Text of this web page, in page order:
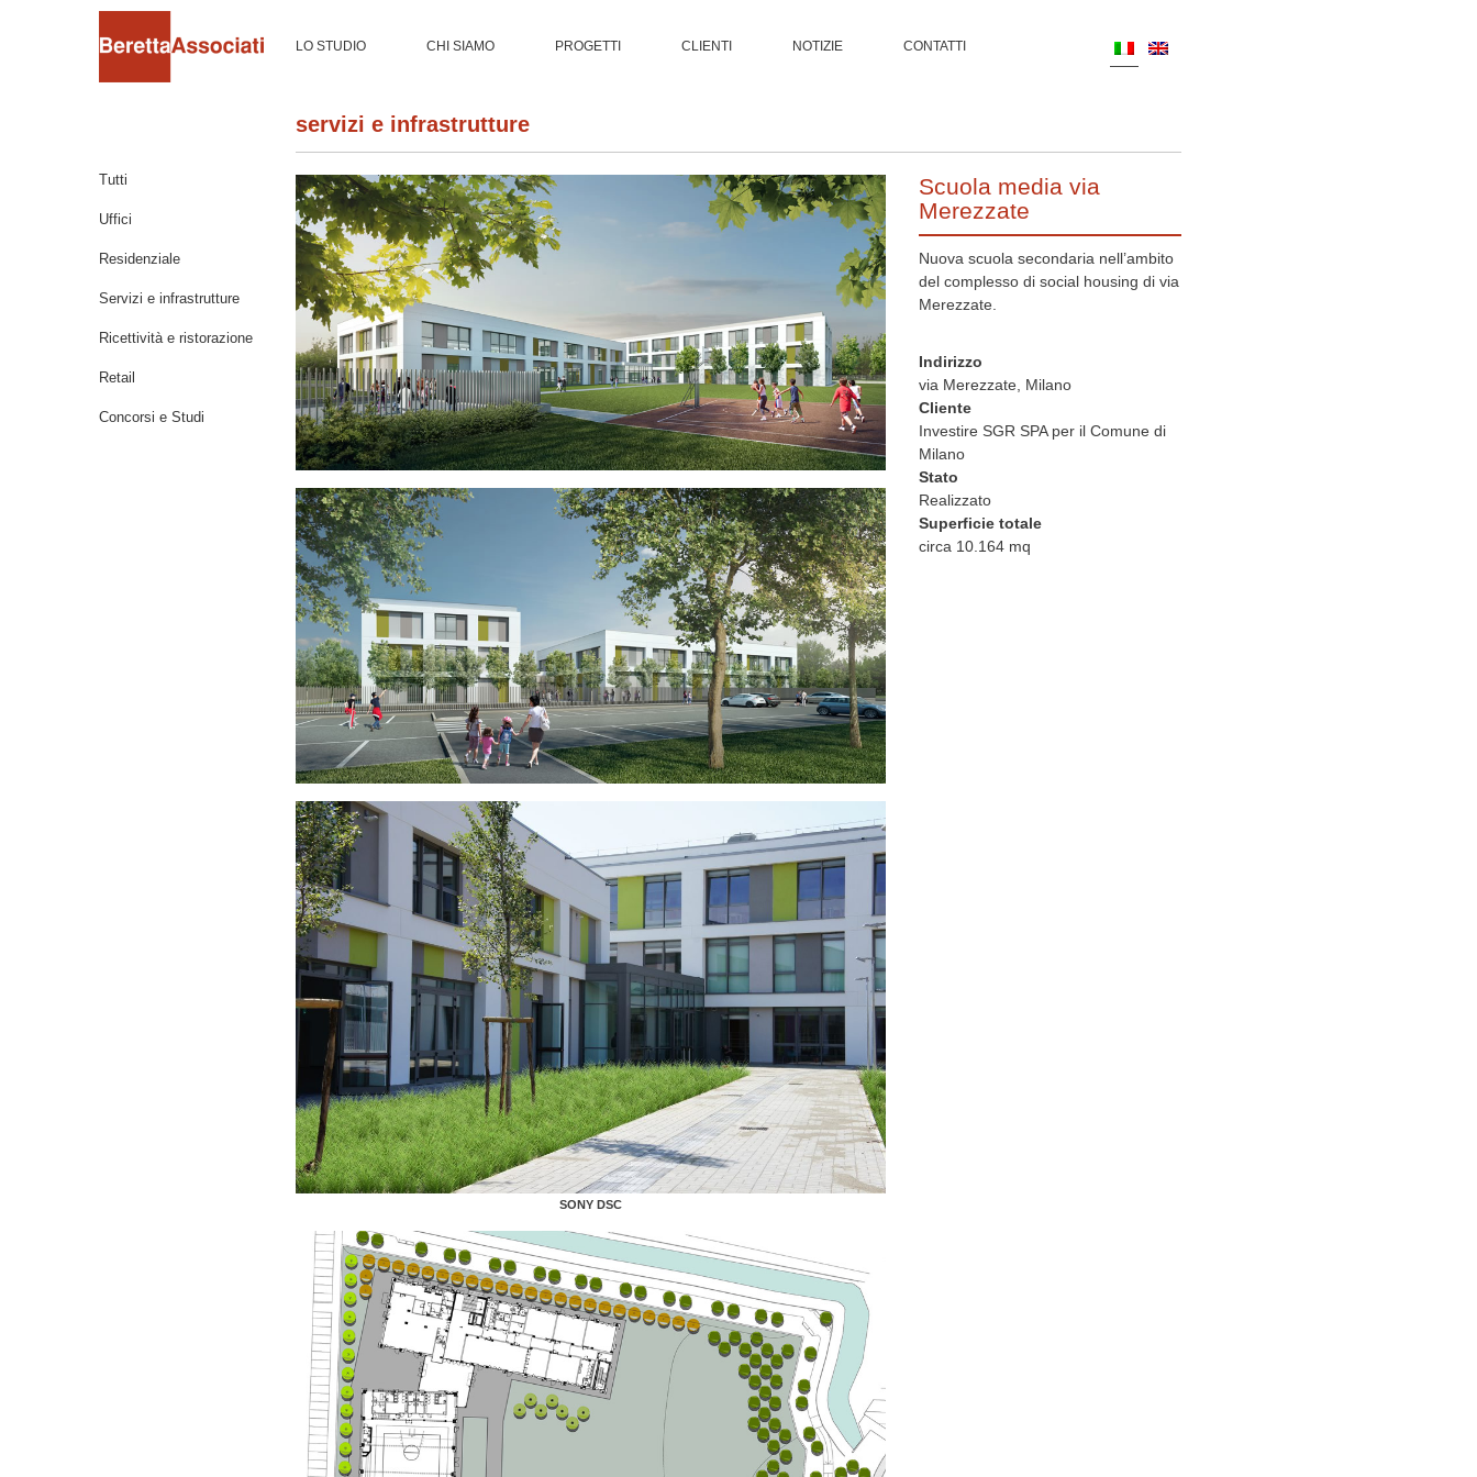
LO STUDIO CHI SIAMO PROGETTI CLIENTI NOTIZIE CONTATTI
servizi e infrastrutture
Tutti
Uffici
Residenziale
Servizi e infrastrutture
Ricettività e ristorazione
Retail
Concorsi e Studi
SONY DSC
Scuola media via
Merezzate
Nuova scuola secondaria nell’ambito
del complesso di social housing di via
Merezzate.
Indirizzo
via Merezzate, Milano
Cliente
Investire SGR SPA per il Comune di
Milano
Stato
Realizzato
Superficie totale
circa 10.164 mq